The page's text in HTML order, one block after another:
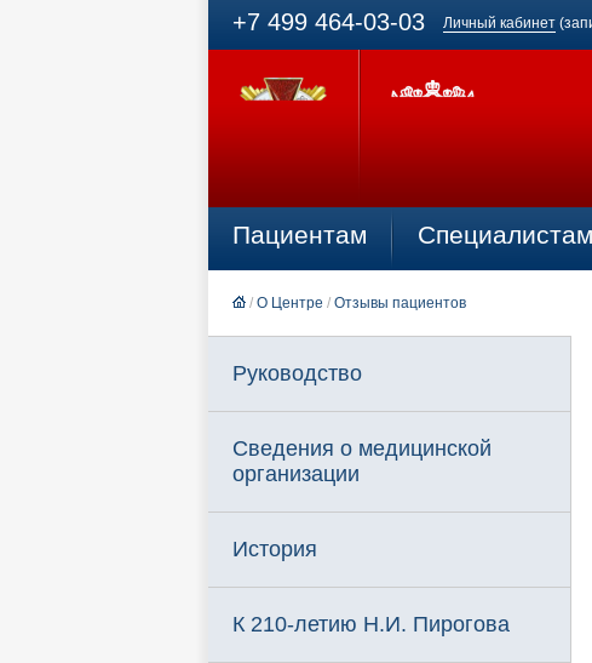
+7 499 464-03-03 Личный кабинет
Пациентам Специалистам
/ О Центре / Отзывы пациентов
Руководство
Сведения о медицинской
организации
История
К 210-летию Н.И. Пирогова